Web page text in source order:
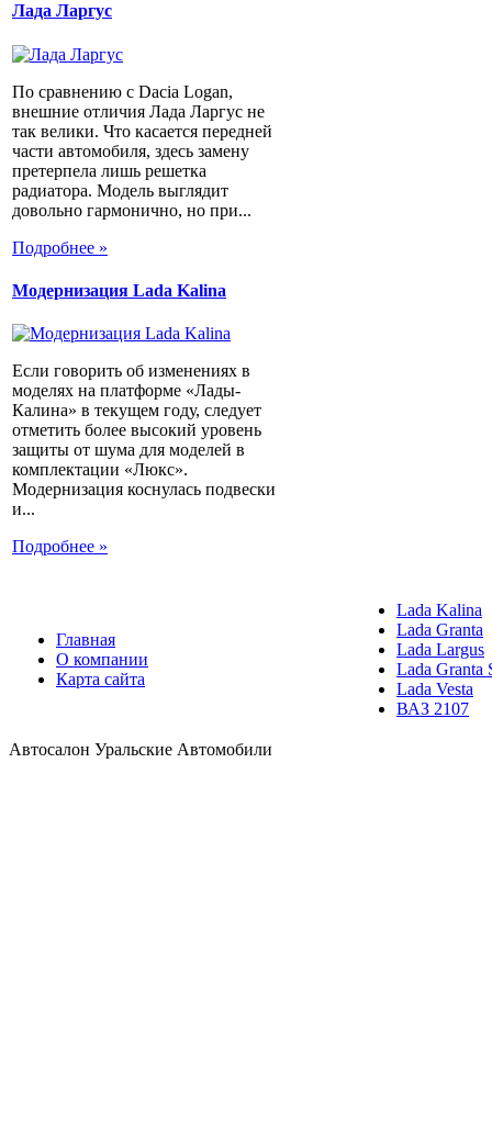
Лада Ларгус
По сравнению с Dacia Logan,
внешние отличия Лада Ларгус не
так велики. Что касается передней
части автомобиля, здесь замену
претерпела лишь решетка
радиатора. Модель выглядит
довольно гармонично, но при...
Подробнее »
Модернизация Lada Kalina
Если говорить об изменениях в
моделях на платформе «Лады-
Калина» в текущем году, следует
отметить более высокий уровень
защиты от шума для моделей в
комплектации «Люкс».
Модернизация коснулась подвески
и...
Подробнее »
Главная
О компании
Карта сайта
Lada Kalina
Lada Granta
Lada Largus
Lada Granta
Lada Vesta
ВАЗ 2107
Автосалон Уральские Автомобили